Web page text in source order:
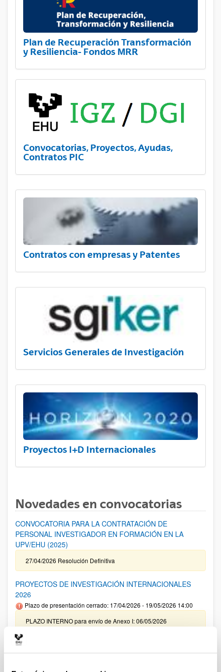
Plan de Recuperación Transformación
y Resiliencia- Fondos MRR
Convocatorias, Proyectos, Ayudas,
Contratos PIC
Contratos con empresas y Patentes
Servicios Generales de Investigación
Proyectos I+D Internacionales
Novedades en convocatorias
CONVOCATORIA PARA LA CONTRATACIÓN DE
PERSONAL INVESTIGADOR EN FORMACIÓN EN LA
UPV/EHU (2025)
27/04/2026 Resolución Definitiva
PROYECTOS DE INVESTIGACIÓN INTERNACIONALES
2026
Plazo de presentación cerrado: 17/04/2026 - 19/05/2026 14:00
PLAZO INTERNO para envío de Anexo I: 06/05/2026
(inclusive) / PLAZO INTERNO para solicitar Autorización
14/05/2026